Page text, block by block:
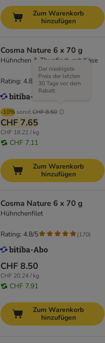
Zum Warenkorb
hinzufügen
Cosma Nature 6 x 70 g
Hühnchen & Thunfisch mit Käse
-10% sonstCHF 8.50
Der niedrigste
Preis der letzten
30 Tage vor dem
Rabatt
CHF 7.65
CHF 18.21 / kg
CHF 7.11
Rating: 4.8/5 (170
Zum Warenkorb
hinzufügen
Cosma Nature 6 x 70 g
Hühnchenfilet
CHF 8.50
CHF 20.24 / kg
CHF 7.91
Rating: 4.8/5 (170)
Zum Warenkorb
hinzufügen